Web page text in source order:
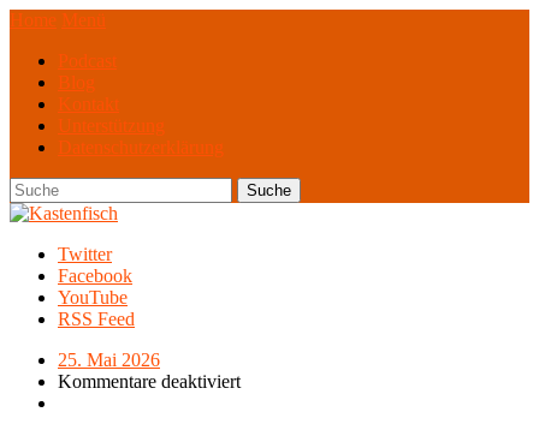
Home Menü
Podcast
Blog
Kontakt
Unterstützung
Datenschutzerklärung
Twitter
Facebook
YouTube
RSS Feed
25. Mai 2026
Kommentare deaktiviert